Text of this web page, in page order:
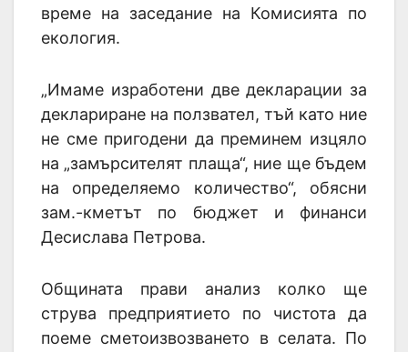
време на заседание на Комисията по
екология.
„Имаме изработени две декларации за
деклариране на ползвател, тъй като ние
не сме пригодени да преминем изцяло
на „замърсителят плаща“, ние ще бъдем
на определяемо количество“, обясни
зам.-кметът по бюджет и финанси
Десислава Петрова.
Общината прави анализ колко ще
струва предприятието по чистота да
поеме сметоизвозването в селата. По